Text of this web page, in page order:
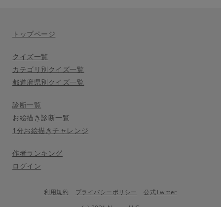
トップページ
クイズ一覧
カテゴリ別クイズ一覧
都道府県別クイズ一覧
診断一覧
お絵描き診断一覧
1分お絵描きチャレンジ
作者ランキング
ログイン
利用規約 プライバシーポリシー
公式Twitter